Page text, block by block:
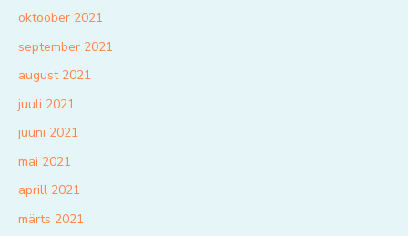
oktoober 2021
september 2021
august 2021
juuli 2021
juuni 2021
mai 2021
aprill 2021
märts 2021